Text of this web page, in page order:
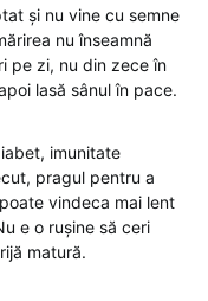
și nu vine cu semne
nu înseamnă
pe zi, nu din zece în
lasă sânul în pace.
imunitate
pragul pentru a
vindeca mai lent
e o rușine să ceri
matură.